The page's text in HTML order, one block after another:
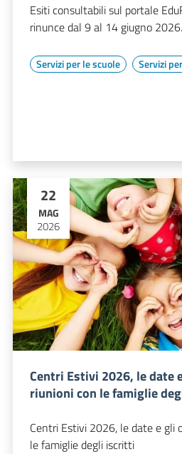
Esiti consultabili sul portale
rinunce dal 9 al 14 giugno 2026.
Servizi per le scuole Servizi
22
MAG
2026
Centri Estivi 2026, le date
riunioni con le famiglie
Centri Estivi 2026, le date e gli
le famiglie degli iscritti